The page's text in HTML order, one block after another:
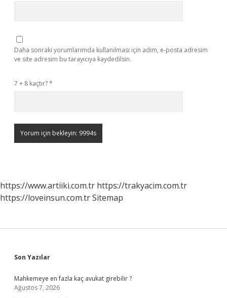
Daha sonraki yorumlarımda kullanılması için adım, e-posta adresim
ve site adresim bu tarayıcıya kaydedilsin.
7 + 8 kaçtır?*
https://www.artiiki.com.tr https://trakyacim.com.tr
https://loveinsun.com.trSitemap
Sidebar
Son Yazılar
Mahkemeye en fazla kaç avukat girebilir ?
Ağustos 7, 2026